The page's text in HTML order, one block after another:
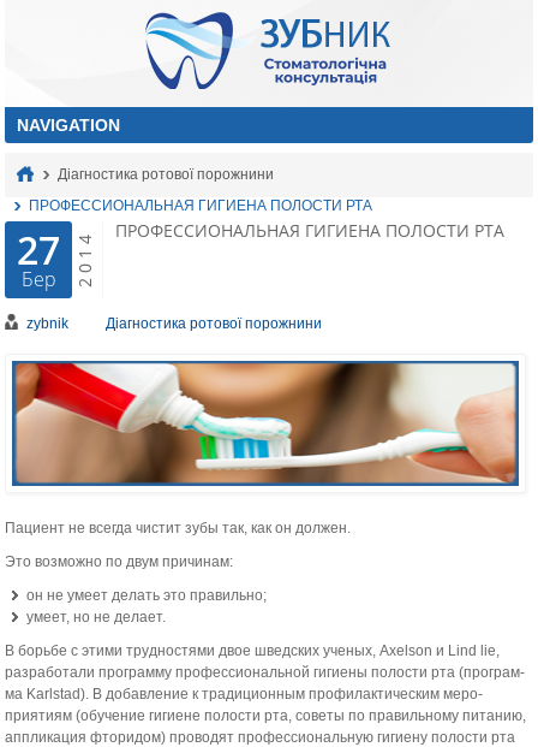
Діагностика ротової порожнини
ПРОФЕССИОНАЛЬНАЯ ГИГИЕНА ПОЛОСТИ РТА
27
Бер 2014 ПРОФЕССИОНАЛЬНАЯ ГИГИЕНА ПОЛОСТИ РТА
zybnik Діагностика ротової порожнини
Пациент не всегда чистит зубы так, как он должен.
Это возможно по двум причинам:
он не умеет делать это правильно;
умеет, но не делает.
В борьбе с этими трудностями двое шведских ученых, Axelson и Lind lie,
разработали программу профессиональной гигиены полости рта (програм­
ма Karlstad). В добавление к традиционным профилактическим меро­
приятиям (обучение гигиене полости рта, советы по правильному питанию,
аппликация фторидом) проводят профессиональную гигиену полости рта